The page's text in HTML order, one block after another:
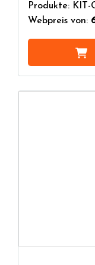
Produkte:
Webpreis von: